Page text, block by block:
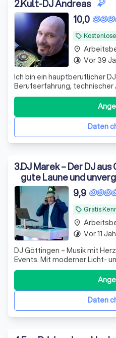
2.Kult-DJ Andreas
local_offer
10,0
Ich bin ein hauptberuflicher
Berufserfahrung,
Veranstaltungstechnik. Ich
DJ, seit über 10 im
Daten
place
timelapse Vor 39
3.DJ Marek – Der DJ
gute Laune und
Partys!
local_offer Gratis
9,9
DJ Göttingen – Musik mit
Events. Mit moderner Licht-
Magic Mirror, LOVE
Gästebuch wird Ihre Feier
Daten
place
timelapse Vor 11